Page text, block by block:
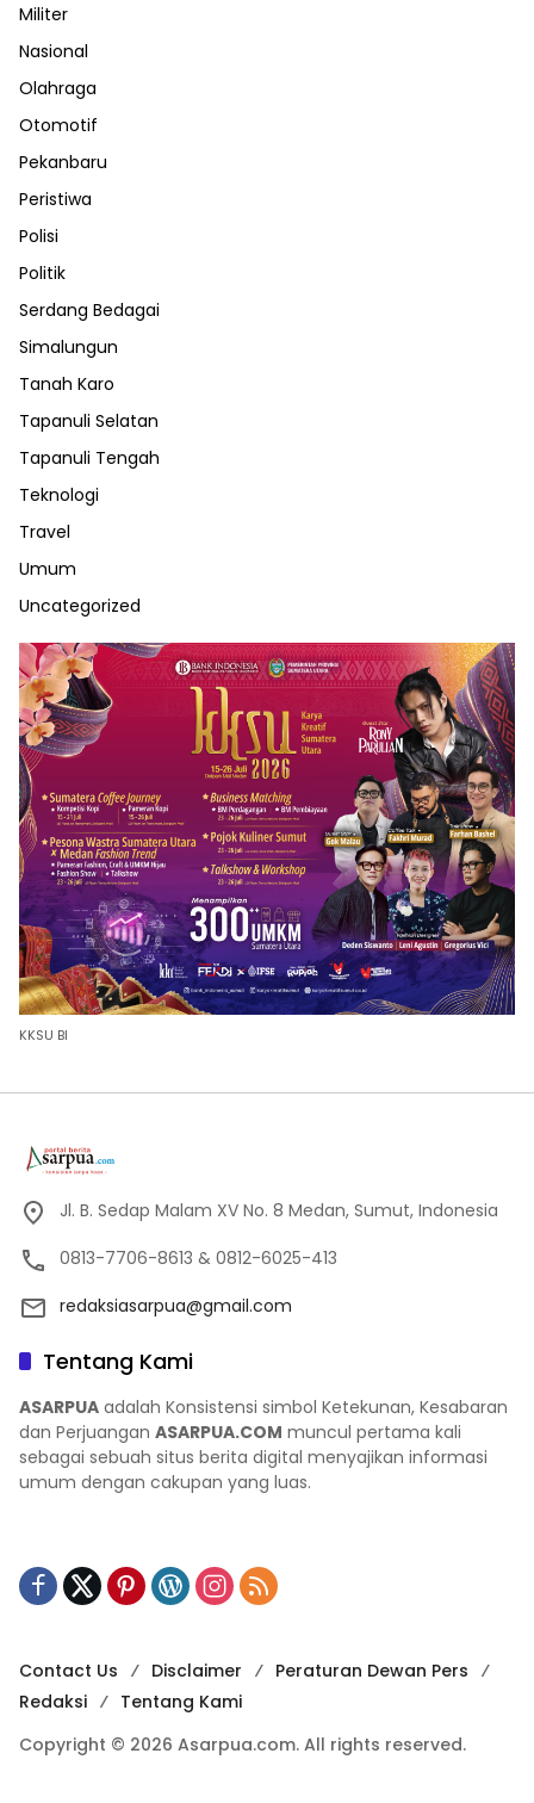
Militer
Nasional
Olahraga
Otomotif
Pekanbaru
Peristiwa
Polisi
Politik
Serdang Bedagai
Simalungun
Tanah Karo
Tapanuli Selatan
Tapanuli Tengah
Teknologi
Travel
Umum
Uncategorized
KKSU BI
Jl. B. Sedap Malam XV No. 8 Medan, Sumut, Indonesia
0813-7706-8613 & 0812-6025-413
redaksiasarpua@gmail.com
Tentang Kami
ASARPUA adalah Konsistensi simbol Ketekunan, Kesabaran
dan Perjuangan ASARPUA.COM muncul pertama kali
sebagai sebuah situs berita digital menyajikan informasi
umum dengan cakupan yang luas.
Contact Us Disclaimer
Peraturan Dewan Pers
Redaksi
Tentang Kami
Copyright © 2026 Asarpua.com. All rights reserved.